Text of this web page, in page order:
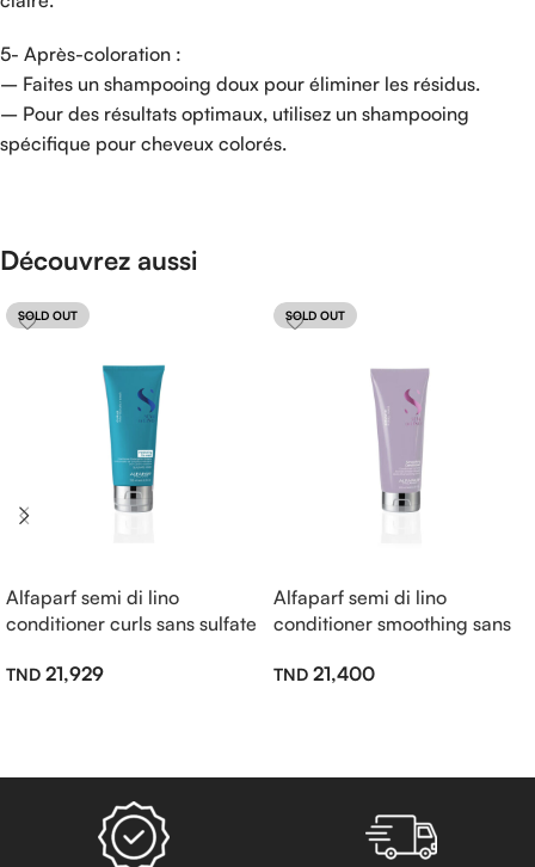
5- Après-coloration :
– Faites un shampooing doux pour éliminer les résidus.
– Pour des résultats optimaux, utilisez un shampooing
spécifique pour cheveux colorés.
Découvrez aussi
SOLD OUT
Alfaparf semi di lino
conditioner curls sans sulfate
21,929
SOLD OUT
Alfaparf semi di lino
conditioner smoothing sans
21,400